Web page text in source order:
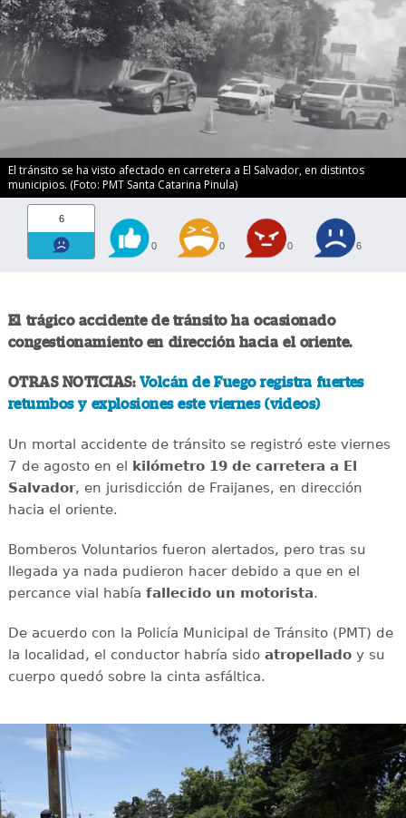
El tránsito se ha visto afectado en carretera a El Salvador, en distintos
municipios. (Foto: PMT Santa Catarina Pinula)
6
0 0 0 6
El trágico accidente de tránsito ha ocasionado
congestionamiento en dirección hacia el oriente.
OTRAS NOTICIAS: Volcán de Fuego registra fuertes
retumbos y explosiones este viernes (videos)
Un mortal accidente de tránsito se registró este viernes
7 de agosto en el kilómetro 19 de carretera a El
Salvador, en jurisdicción de Fraijanes, en dirección
hacia el oriente.
Bomberos Voluntarios fueron alertados, pero tras su
llegada ya nada pudieron hacer debido a que en el
percance vial había fallecido un motorista.
De acuerdo con la Policía Municipal de Tránsito (PMT) de
la localidad, el conductor habría sido atropelladoy su
cuerpo quedó sobre la cinta asfáltica.